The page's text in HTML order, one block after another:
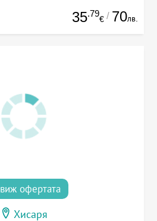
35.79
€ / 70лв.
виж офертата
Хисаря